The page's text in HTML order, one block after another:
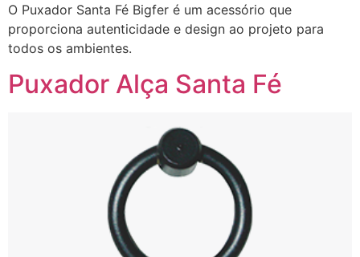
O Puxador Santa Fé Bigfer é um acessório que
proporciona autenticidade e design ao projeto para
todos os ambientes.
Puxador Alça Santa Fé